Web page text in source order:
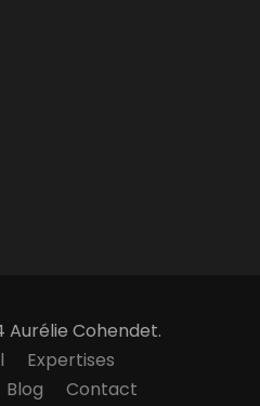
Aurélie Cohendet.
Expertises
Blog Contact